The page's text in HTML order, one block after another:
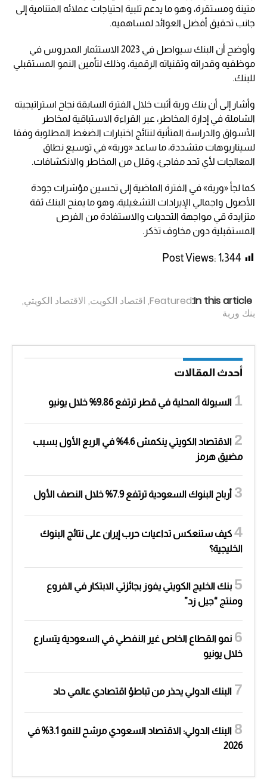
متينة ومستقرة، وهو ما يدعم تلبية احتياجات عملائه المتنامية إلى
جانب تحقيق أفضل العوائد لمساهميه.
وأوضح أن البنك سيواصل في 2023 الاستثمار المدروس في
موظفيه وقدراته وتقنياته الرقمية، وذلك لتأمين النمو المستقبلي
للبنك.
وأشار إلى أن بنك وربة أثبت خلال الفترة السابقة نجاح استراتيجيته
الشاملة في إدارة المخاطر، عبر القراءة الاستباقية لمخاطر
الأسواق والدراسة المتأنية لنتائج اختبارات الضغط المطلوبة وفقا
لسيناريوهات متشددة، ما ساعد «وربة» في توسيع نطاق
المعالجات لأي تحد مفاجئ، وقلل من المخاطر والانكشافات.
كما لجأ «وربة» في الفترة الماضية إلى تحسين مؤشرات جودة
الأصول واجمالي الإيرادات التشغيلية، وهو ما يمنح البنك ثقة
متزايدة قي مواجهة التحديات والاستفادة من الفرص
المستقبلية دون مخاوف تذكر.
Post Views: 1٬344
In this article:
Featured
, اقتصاد الكويت, الاقتصاد الكويتي,
بنك وربة
أحدث المقالات
السيولة المحلية في قطر ترتفع 9.86% خلال يونيو
الاقتصاد الكويتي ينكمش 4.6% في الربع الأول بسبب
مضيق هرمز
أرباح البنوك السعودية ترتفع 7.9% خلال النصف الأول
كيف ستنعكس تداعيات حرب إيران على نتائج البنوك
الخليجية؟
بنك الخليج الكويتي يفوز بجائزتي الابتكار في الفروع
ومنتج “جيل زد”
نمو القطاع الخاص غير النفطي في السعودية يتسارع
خلال يونيو
البنك الدولي يحذر من تباطؤ اقتصادي عالمي حاد
البنك الدولي: الاقتصاد السعودي مرشح للنمو 3.1% في
2026